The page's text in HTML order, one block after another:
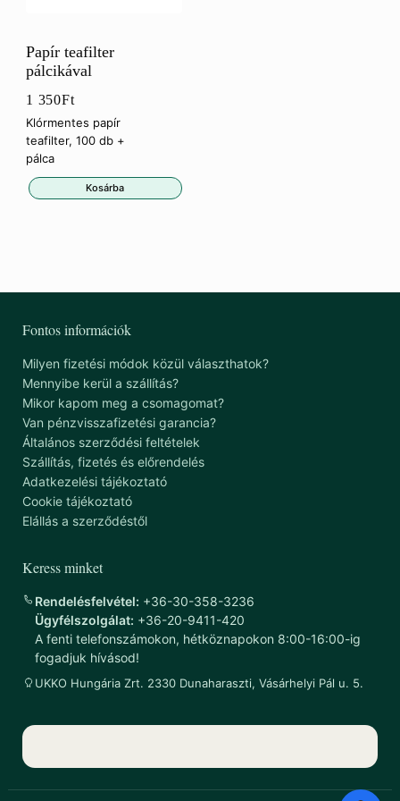
Papír teafilter
pálcikával
1 350Ft
Klórmentes papír
teafilter, 100 db +
pálca
Kosárba
Fontos információk
Milyen fizetési módok közül választhatok?
Mennyibe kerül a szállítás?
Mikor kapom meg a csomagomat?
Van pénzvisszafizetési garancia?
Általános szerződési feltételek
Szállítás, fizetés és előrendelés
Adatkezelési tájékoztató
Cookie tájékoztató
Elállás a szerződéstől
Keress minket
Rendelésfelvétel: +36-30-358-3236
Ügyfélszolgálat: +36-20-9411-420
A fenti telefonszámokon, hétköznapokon 8:00-16:00-ig
fogadjuk hívásod!
UKKO Hungária Zrt. 2330 Dunaharaszti, Vásárhelyi Pál u. 5.